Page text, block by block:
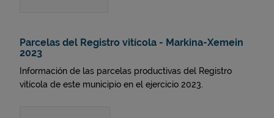
Parcelas del Registro vitícola - Markina-Xemein
2023
Información de las parcelas productivas del Registro
vitícola de este municipio en el ejercicio 2023.